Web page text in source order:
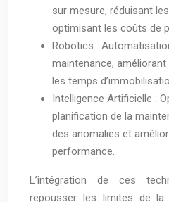
sur mesure, réduisant
optimisant les coûts de
Robotics :
maintenance,
les temps
Intelligence Artificielle :
planification de la
des anomalies et
performance.
L’intégration de ces
repousser les limites de la